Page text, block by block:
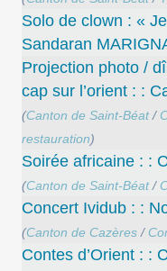
Solo de clown : «
Sandaran
Projection photo /
cap sur l’orient : :
(Canton de Saint-Béat/
restauration)
Soirée africaine : :
(Canton de Saint-Béat/
Concert Ividub : :
(Canton de Cazères/
Contes d’Orient : :